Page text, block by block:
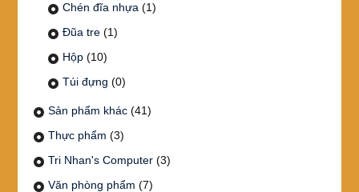
Chén đĩa nhựa (1)
Đũa tre (1)
Hộp (10)
Túi đựng (0)
Sản phẩm khác (41)
Thực phẩm (3)
Tri Nhan's Computer (3)
Văn phòng phẩm (7)